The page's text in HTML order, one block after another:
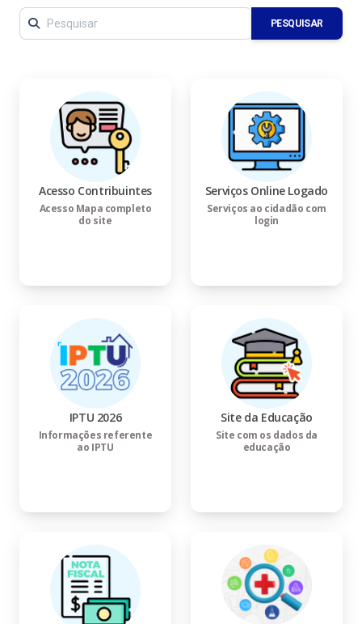
PESQUISAR
Acesso Contribuintes
Acesso Mapa completo
do site
Serviços Online Logado
Serviços ao cidadão com
login
IPTU 2026
Informações referente
ao IPTU
Site da Educação
Site com os dados da
educação